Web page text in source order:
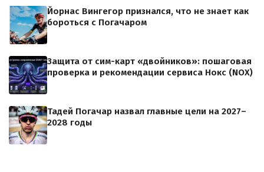
Йорнас Вингегор признался, что не знает как
бороться с Погачаром
Защита от сим-карт «двойников»: пошаговая
проверка и рекомендации сервиса Нокс (NOX)
Тадей Погачар назвал главные цели на 2027–
2028 годы